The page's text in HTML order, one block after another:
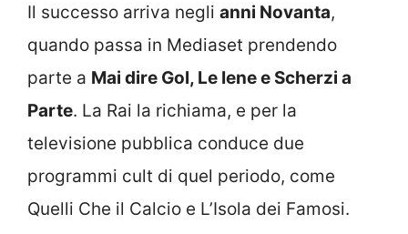
Il successo arriva negli anni Novanta,
quando passa in Mediaset prendendo
parte a Mai dire Gol, Le Iene e Scherzi a
Parte. La Rai la richiama, e per la
televisione pubblica conduce due
programmi cult di quel periodo, come
Quelli Che il Calcio e L’Isola dei Famosi.